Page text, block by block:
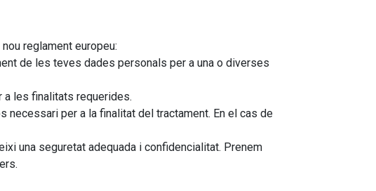
reglament europeu:
de les teves dades personals per a una o diverses
les finalitats requerides.
per a la finalitat del tractament. En el cas de
una seguretat adequada i confidencialitat. Prenem